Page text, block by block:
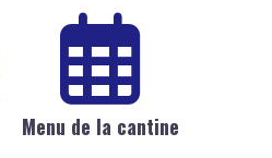
Menu de la cantine